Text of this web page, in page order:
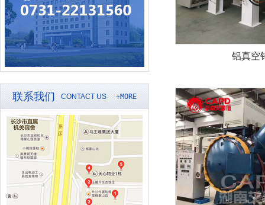
联系我们 CONTACT US +MORE
铝真空